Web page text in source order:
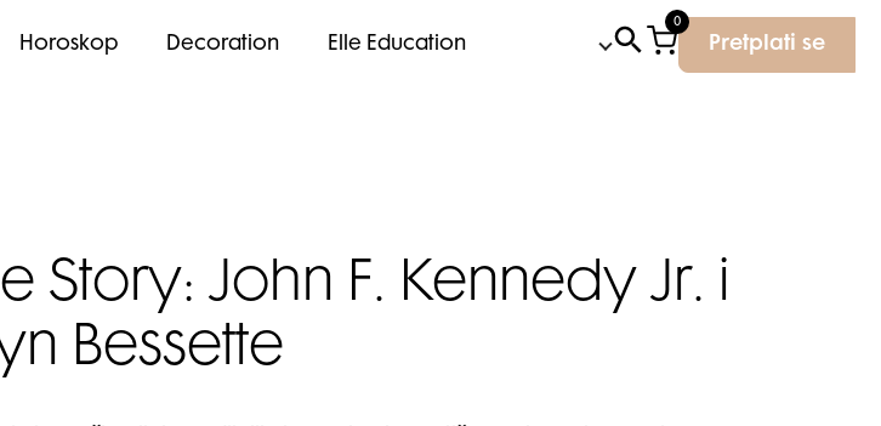
Horoskop Decoration Elle Education
0
Pretplati se
John F. Kennedy Jr. i
Bessette